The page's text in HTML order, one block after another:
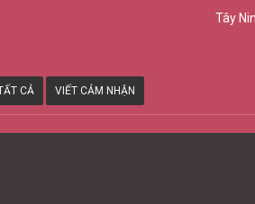
CẢ VIẾT CẢM NHẬN